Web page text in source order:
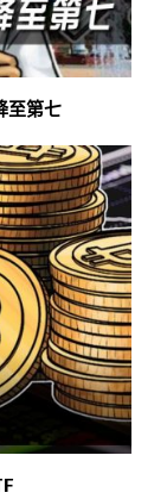
至第七